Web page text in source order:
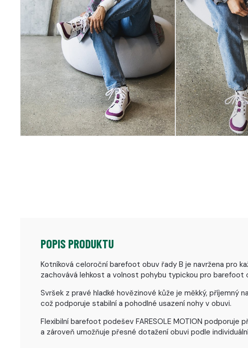
POPIS PRODUKTU
Kotníková celoroční barefoot obuv řady B je navržena pro
zachovává lehkost a volnost pohybu typickou pro barefoot
Svršek z pravé hladké hovězinové kůže je měkký,
což podporuje stabilní a pohodlné usazení nohy v obuvi.
Flexibilní barefoot podešev FARESOLE MOTION
a zároveň umožňuje přesné dotažení obuvi podle